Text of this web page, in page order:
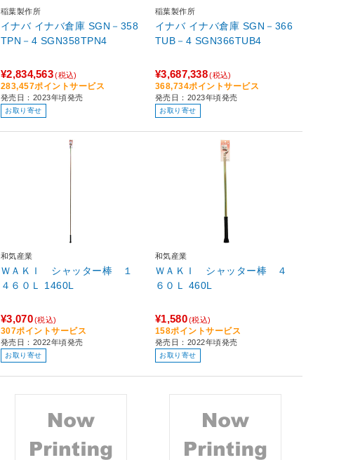
稲葉製作所
イナバ イナバ倉庫 SGN－358
TPN－4 SGN358TPN4
¥2,834,563(税込)
283,457ポイントサービス
発売日：2023年頃発売
お取り寄せ
稲葉製作所
イナバ イナバ倉庫 SGN－366
TUB－4 SGN366TUB4
¥3,687,338(税込)
368,734ポイントサービス
発売日：2023年頃発売
お取り寄せ
和気産業
ＷＡＫＩ シャッター棒 １
４６０Ｌ 1460L
¥3,070(税込)
307ポイントサービス
発売日：2022年頃発売
お取り寄せ
和気産業
ＷＡＫＩ シャッター棒 ４
６０Ｌ 460L
¥1,580(税込)
158ポイントサービス
発売日：2022年頃発売
お取り寄せ